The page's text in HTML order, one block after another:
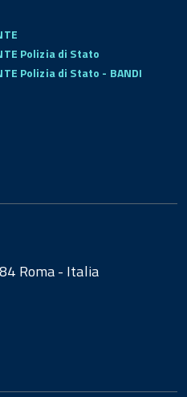
Polizia di Stato
Polizia di Stato - BANDI
Roma - Italia